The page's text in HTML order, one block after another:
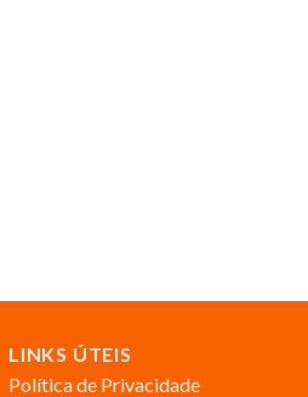
LINKS ÚTEIS
Política de Privacidade